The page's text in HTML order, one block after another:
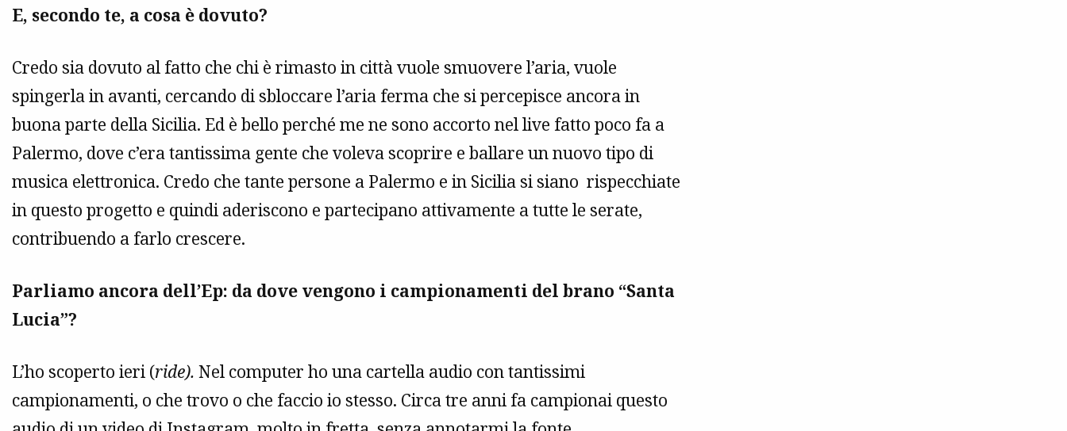
E, secondo te, a cosa è dovuto?
Credo sia dovuto al fatto che chi è rimasto in città vuole smuovere l’aria, vuole
spingerla in avanti, cercando di sbloccare l’aria ferma che si percepisce ancora in
buona parte della Sicilia. Ed è bello perché me ne sono accorto nel live fatto poco fa a
Palermo, dove c’era tantissima gente che voleva scoprire e ballare un nuovo tipo di
musica elettronica. Credo che tante persone a Palermo e in Sicilia si siano rispecchiate
in questo progetto e quindi aderiscono e partecipano attivamente a tutte le serate,
contribuendo a farlo crescere.
Parliamo ancora dell’Ep: da dove vengono i campionamenti del brano “Santa
Lucia”?
L’ho scoperto ieri (ride). Nel computer ho una cartella audio con tantissimi
campionamenti, o che trovo o che faccio io stesso. Circa tre anni fa campionai questo